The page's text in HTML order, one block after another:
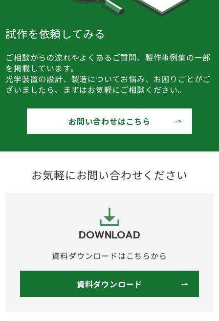
試作を依頼してみる
ご相談からの流れやよくあるご質問、製作事例集の一部
を掲載しています。
光学装置の設計、製造についてお悩み、お困りごとがご
ざいましたら、まずはお気軽にご相談ください。
お問い合わせはこちら
お気軽にお問い合わせください
DOWNLOAD
資料ダウンロードはこちらから
資料ダウンロード